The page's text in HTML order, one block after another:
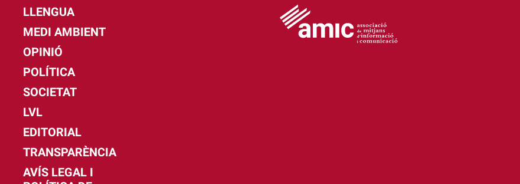
LLENGUA
MEDI AMBIENT
OPINIÓ
POLÍTICA
SOCIETAT
LVL
EDITORIAL
TRANSPARÈNCIA
AVÍS LEGAL I